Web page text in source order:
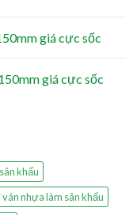
giá cực sốc
giá cực sốc
khấu
ván nhựa làm sân khấu